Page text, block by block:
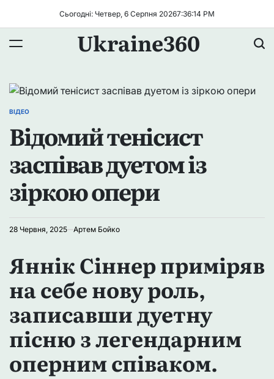
Сьогодні: Четвер, 6 Серпня 20267:36:14 PM
Ukraine360
ОПУБЛІКУВАТИ
ВІДЕО
Відомий тенісист
заспівав дуетом із
зіркою опери
28 Червня, 2025 Артем Бойко
Яннік Сіннер приміряв
на себе нову роль,
записавши дуетну
пісню з легендарним
оперним співаком.